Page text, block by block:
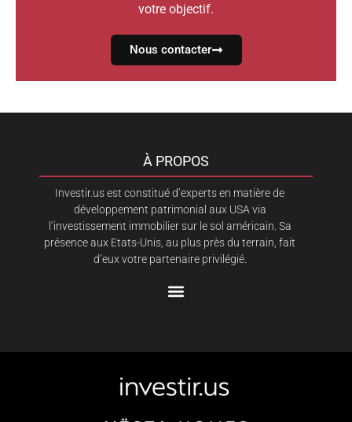
votre objectif.
Nous contacter
À PROPOS
Investir.us est constitué d’experts en matière de
développement patrimonial aux USA via
l’investissement immobilier sur le sol américain. Sa
présence aux Etats-Unis, au plus près du terrain, fait
d’eux votre partenaire privilégié.